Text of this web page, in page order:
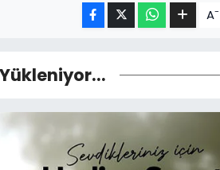
A-
Yükleniyor...